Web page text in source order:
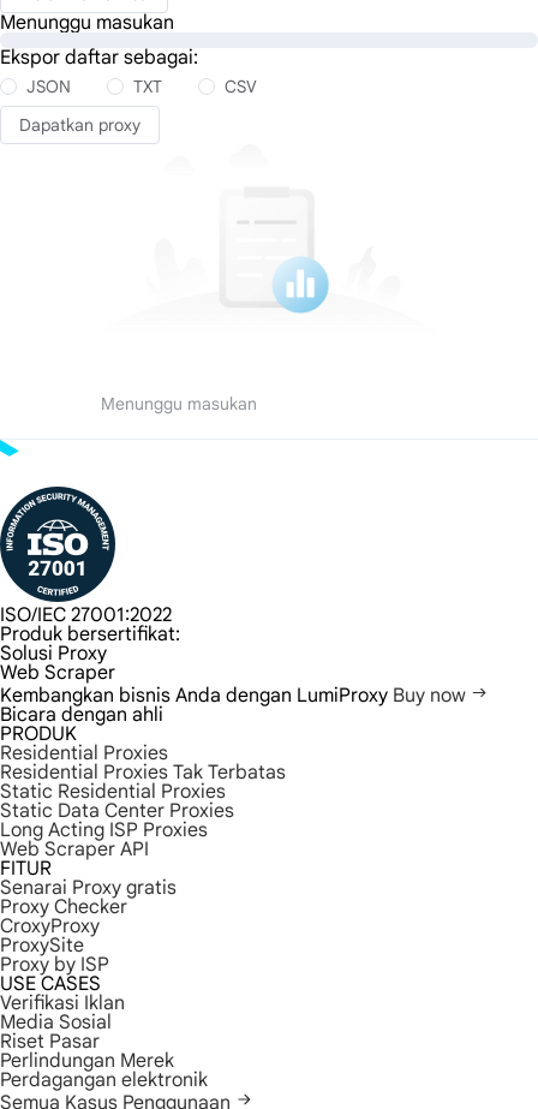
Menunggu masukan
Ekspor daftar sebagai:
JSON TXT
CSV
Dapatkan proxy
Menunggu masukan
ISO/IEC 27001:2022
Produk bersertifikat:
Solusi Proxy
Web Scraper
Kembangkan bisnis Anda dengan LumiProxy Buy now
Bicara dengan ahli
PRODUK
Residential Proxies
Residential Proxies Tak Terbatas
Static Residential Proxies
Static Data Center Proxies
Long Acting ISP Proxies
Web Scraper API
FITUR
Senarai Proxy gratis
Proxy Checker
CroxyProxy
ProxySite
Proxy by ISP
USE CASES
Verifikasi Iklan
Media Sosial
Riset Pasar
Perlindungan Merek
Perdagangan elektronik
Semua Kasus Penggunaan